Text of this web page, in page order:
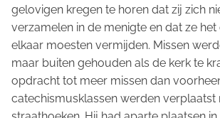
gelovigen kregen te horen dat zij zich
verzamelen in de menigte en dat ze
elkaar moesten vermijden. Missen
maar buiten gehouden als de kerk te
opdracht tot meer missen dan
catechismusklassen werden verplaatst